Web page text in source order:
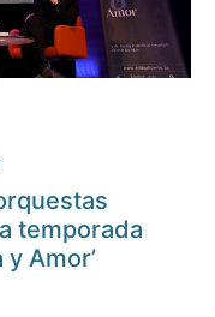
temporada
Amor’